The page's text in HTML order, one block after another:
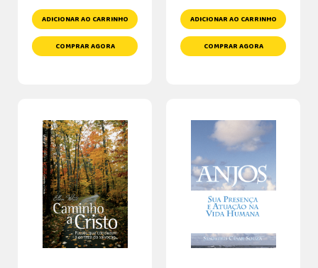
ADICIONAR AO CARRINHO
COMPRAR AGORA
ADICIONAR AO CARRINHO
COMPRAR AGORA